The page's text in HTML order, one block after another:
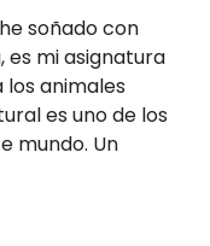
soñado con
es mi asignatura
animales
es uno de los
mundo. Un